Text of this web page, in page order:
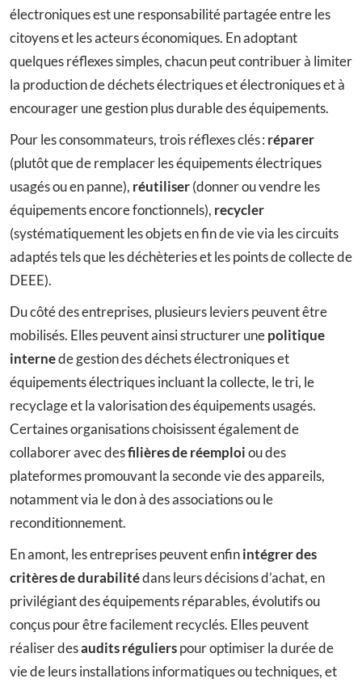
électroniques est une responsabilité partagée entre les
citoyens et les acteurs économiques. En adoptant
quelques réflexes simples, chacun peut contribuer à limiter
la production de déchets électriques et électroniques et à
encourager une gestion plus durable des équipements.
Pour les consommateurs, trois réflexes clés : réparer
(plutôt que de remplacer les équipements électriques
usagés ou en panne), réutiliser(donner ou vendre les
équipements encore fonctionnels), recycler
(systématiquement les objets en fin de vie via les circuits
adaptés tels que les déchèteries et les points de collecte de
DEEE).
Du côté des entreprises, plusieurs leviers peuvent être
mobilisés. Elles peuvent ainsi structurer unepolitique
internede gestion des déchets électroniques et
équipements électriques incluant la collecte, le tri, le
recyclage et la valorisation des équipements usagés.
Certaines organisations choisissent également de
collaborer avec desfilières de réemploiou des
plateformes promouvant la seconde vie des appareils,
notamment via le don à des associations ou le
reconditionnement.
En amont, les entreprises peuvent enfinintégrer des
critères de durabilitédans leurs décisions d’achat, en
privilégiant des équipements réparables, évolutifs ou
conçus pour être facilement recyclés. Elles peuvent
réaliser desaudits régulierspour optimiser la durée de
vie de leurs installations informatiques ou techniques, et